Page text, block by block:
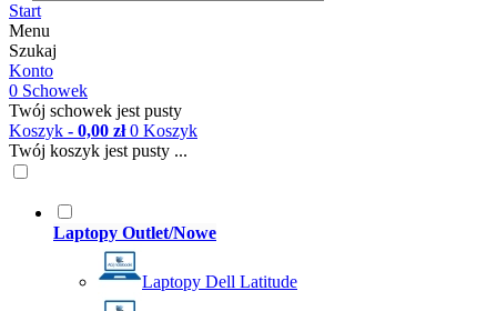
Start
Menu
Szukaj
Konto
0 Schowek
Twój schowek jest pusty
Koszyk - 0,00 zł 0 Koszyk
Twój koszyk jest pusty ...
Laptopy Outlet/Nowe
Laptopy Dell Latitude